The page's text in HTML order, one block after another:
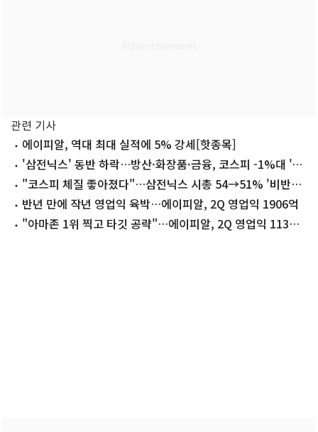
관련 기사
에이피알, 역대 최대 실적에 5% 강세[핫종목]
'삼전닉스' 동반 하락…방산·화장품·금융, 코스피 -1%대 '방
어'[개장시황]
"코스피 체질 좋아졌다"…삼전닉스 시총 54→51% '비반도
체' 약진
반년 만에 작년 영업익 육박…에이피알, 2Q 영업익 1906억
"아마존 1위 찍고 타깃 공략"…에이피알, 2Q 영업익 113%